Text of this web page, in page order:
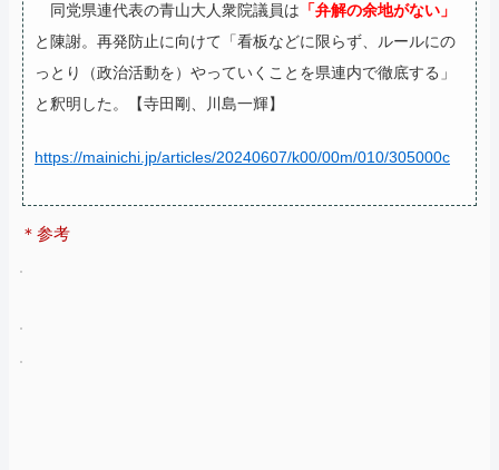
同党県連代表の青山大人衆院議員は 「弁解の余地がない」
と陳謝。再発防止に向けて「看板などに限らず、ルールにの
っとり（政治活動を）やっていくことを県連内で徹底する」
と釈明した。【寺田剛、川島一輝】
https://mainichi.jp/articles/20240607/k00/00m/010/305000c
＊参考